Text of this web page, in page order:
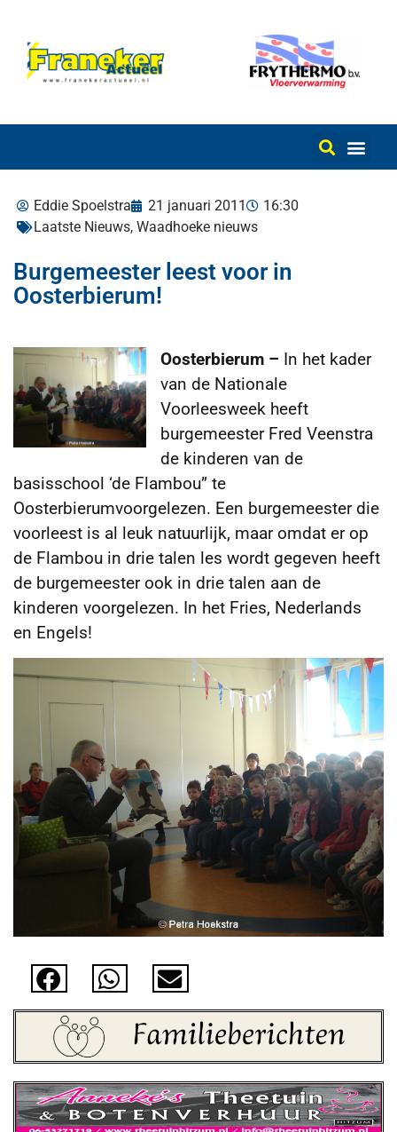
Eddie Spoelstra 21 januari 2011
16:30
Laatste Nieuws, Waadhoeke nieuws
Burgemeester leest voor in
Oosterbierum!
Oosterbierum – In het kader
van de Nationale
Voorleesweek heeft
burgemeester Fred Veenstra
de kinderen van de
basisschool ‘de Flambou” te
Oosterbierumvoorgelezen. Een burgemeester die
voorleest is al leuk natuurlijk, maar omdat er op
de Flambou in drie talen les wordt gegeven heeft
de burgemeester ook in drie talen aan de
kinderen voorgelezen. In het Fries, Nederlands
en Engels!